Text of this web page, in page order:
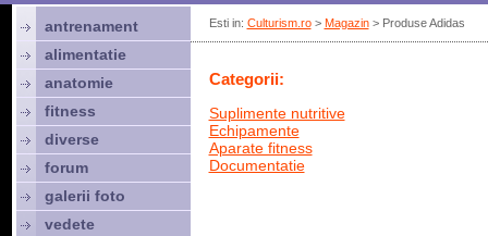
Esti in: Culturism.ro> Magazin> Produse Adidas
Categorii:
Suplimente nutritive
Echipamente
Aparate fitness
Documentatie
antrenament
alimentatie
anatomie
fitness
diverse
forum
galerii foto
vedete